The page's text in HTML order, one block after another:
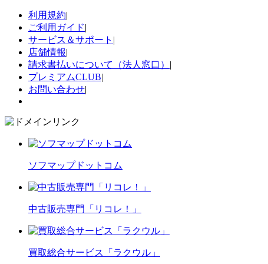
利用規約|
ご利用ガイド|
サービス＆サポート |
店舗情報|
請求書払いについて（法人窓口） |
プレミアムCLUB|
お問い合わせ|
ソフマップドットコム
中古販売専門「リコレ！」
買取総合サービス「ラクウル」